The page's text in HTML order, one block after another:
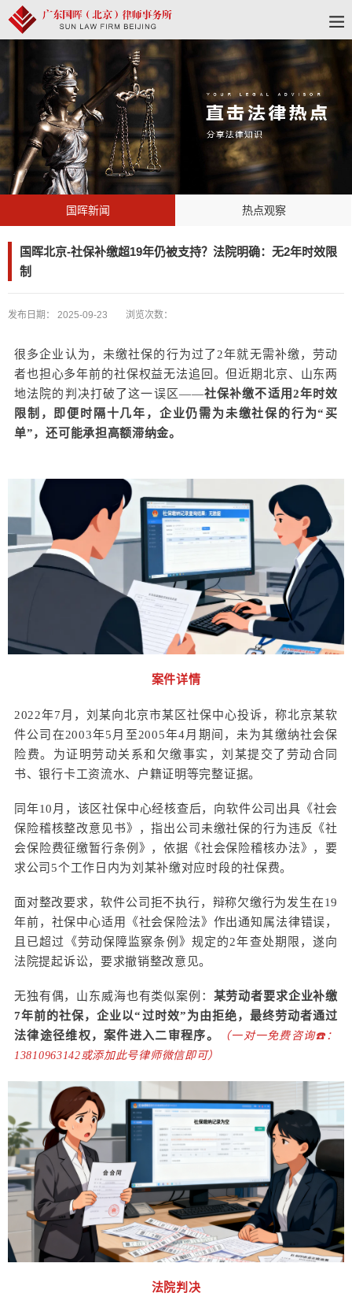
国晖新闻 热点观察
国晖北京-社保补缴超19年仍被支持？法院明确：无2年时效限
制
发布日期： 2025-09-23 浏览次数：
很多企业认为，未缴社保的行为过了2年就无需补缴，劳动
者也担心多年前的社保权益无法追回。但近期北京、山东两
地法院的判决打破了这一误区——社保补缴不适用2年时效
限制，即便时隔十几年，企业仍需为未缴社保的行为“买
单”，还可能承担高额滞纳金。
案件详情
2022年7月，刘某向北京市某区社保中心投诉，称北京某软
件公司在2003年5月至2005年4月期间，未为其缴纳社会保
险费。为证明劳动关系和欠缴事实，刘某提交了劳动合同
书、银行卡工资流水、户籍证明等完整证据。
同年10月，该区社保中心经核查后，向软件公司出具《社会
保险稽核整改意见书》，指出公司未缴社保的行为违反《社
会保险费征缴暂行条例》，依据《社会保险稽核办法》，要
求公司5个工作日内为刘某补缴对应时段的社保费。
面对整改要求，软件公司拒不执行，辩称欠缴行为发生在19
年前，社保中心适用《社会保险法》作出通知属法律错误，
且已超过《劳动保障监察条例》规定的2年查处期限，遂向
法院提起诉讼，要求撤销整改意见。
无独有偶，山东威海也有类似案例： 某劳动者要求企业补缴
7年前的社保，企业以“过时效”为由拒绝，最终劳动者通过
法律途径维权，案件进入二审程序。
（一对一免费咨询☎️：
13810963142或添加此号律师微信即可）
法院判决